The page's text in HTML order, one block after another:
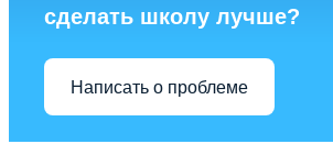
сделать школу лучше?
Написать о проблеме